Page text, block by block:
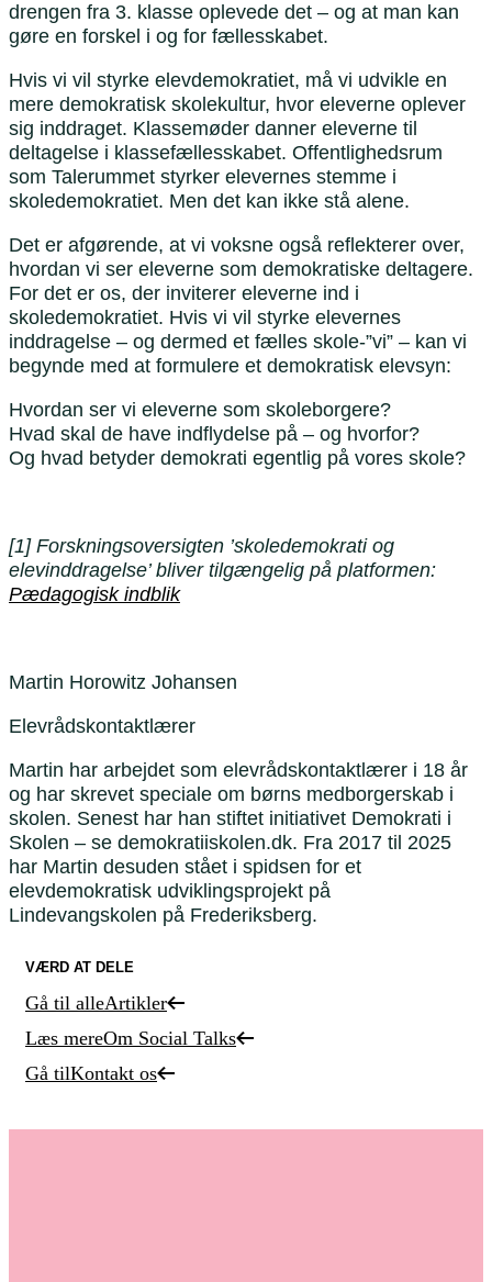
drengen fra 3. klasse oplevede det – og at man kan
gøre en forskel i og for fællesskabet.
Hvis vi vil styrke elevdemokratiet, må vi udvikle en
mere demokratisk skolekultur, hvor eleverne oplever
sig inddraget. Klassemøder danner eleverne til
deltagelse i klassefællesskabet. Offentlighedsrum
som Talerummet styrker elevernes stemme i
skoledemokratiet. Men det kan ikke stå alene.
Det er afgørende, at vi voksne også reflekterer over,
hvordan vi ser eleverne som demokratiske deltagere.
For det er os, der inviterer eleverne ind i
skoledemokratiet. Hvis vi vil styrke elevernes
inddragelse – og dermed et fælles skole-”vi” – kan vi
begynde med at formulere et demokratisk elevsyn:
Hvordan ser vi eleverne som skoleborgere?
Hvad skal de have indflydelse på – og hvorfor?
Og hvad betyder demokrati egentlig på vores skole?
[1] Forskningsoversigten ’skoledemokrati og
elevinddragelse’ bliver tilgængelig på platformen:
Pædagogisk indblik
Martin Horowitz Johansen
Elevrådskontaktlærer
Martin har arbejdet som elevrådskontaktlærer i 18 år
og har skrevet speciale om børns medborgerskab i
skolen. Senest har han stiftet initiativet Demokrati i
Skolen – se demokratiiskolen.dk. Fra 2017 til 2025
har Martin desuden stået i spidsen for et
elevdemokratisk udviklingsprojekt på
Lindevangskolen på Frederiksberg.
VÆRD AT DELE
Gå til alleArtikler
Læs mereOm Social Talks
Gå tilKontakt os